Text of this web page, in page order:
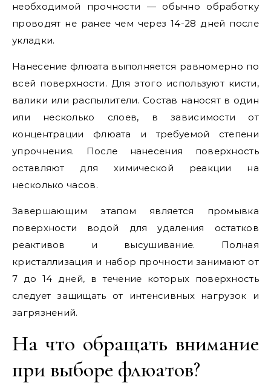
необходимой прочности — обычно обработку
проводят не ранее чем через 14-28 дней после
укладки.
Нанесение флюата выполняется равномерно по
всей поверхности. Для этого используют кисти,
валики или распылители. Состав наносят в один
или несколько слоев, в зависимости от
концентрации флюата и требуемой степени
упрочнения. После нанесения поверхность
оставляют для химической реакции на
несколько часов.
Завершающим этапом является промывка
поверхности водой для удаления остатков
реактивов и высушивание. Полная
кристаллизация и набор прочности занимают от
7 до 14 дней, в течение которых поверхность
следует защищать от интенсивных нагрузок и
загрязнений.
На что обращать внимание
при выборе флюатов?